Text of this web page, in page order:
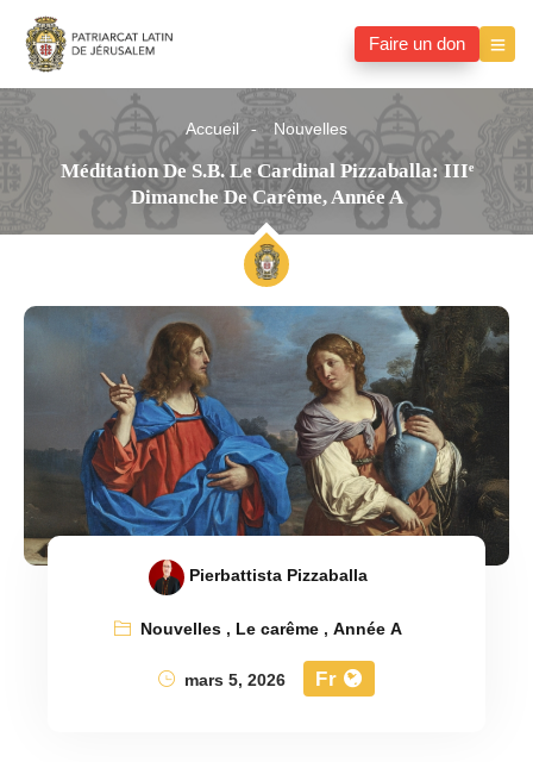
Faire un don
Accueil Nouvelles
Méditation De S.B. Le Cardinal Pizzaballa: IIIᵉ
Dimanche De Carême, Année A
Pierbattista Pizzaballa
Nouvelles, Le carême,Année A
mars 5, 2026
Fr